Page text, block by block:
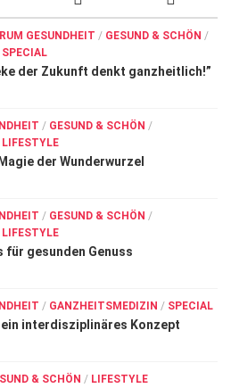
GESUNDHEIT / GESUND & SCHÖN /
SPECIAL
der Zukunft denkt ganzheitlich!”
/ GESUND & SCHÖN /
LIFESTYLE
der Wunderwurzel
/ GESUND & SCHÖN /
LIFESTYLE
für gesunden Genuss
/ GANZHEITSMEDIZIN / SPECIAL
ein interdisziplinäres Konzept
& SCHÖN / LIFESTYLE